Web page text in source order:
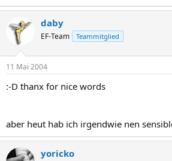
daby
EF-Team Teammitglied
11 Mai 2004
:-D thanx for nice words
aber heut hab ich irgendwie nen
yoricko